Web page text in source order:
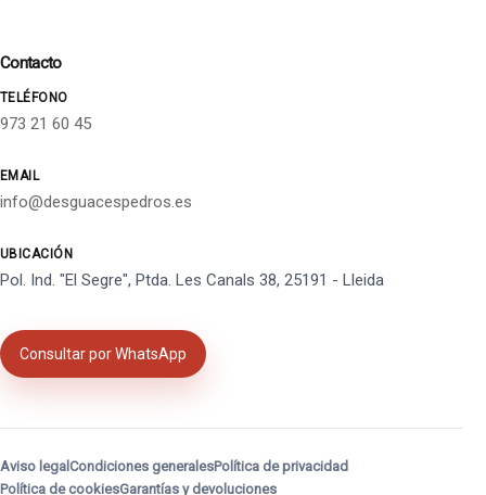
Contacto
TELÉFONO
973 21 60 45
EMAIL
info@desguacespedros.es
UBICACIÓN
Pol. Ind. "El Segre", Ptda. Les Canals 38, 25191 - Lleida
Consultar por WhatsApp
Aviso legal Condiciones generalesPolítica de privacidad
Política de cookiesGarantías y devoluciones